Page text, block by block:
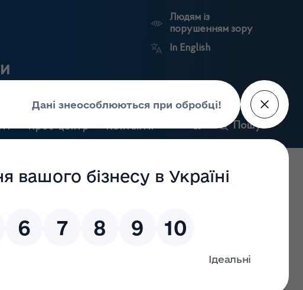
Людям із
порушенням зору
In English
Прес-центр Контакти Пошук
лікарських
Ринковий
Державні
Антикорупційний
портал
(крім активних фармацевтичних інгредієнтів), у зв’язку з
провадження